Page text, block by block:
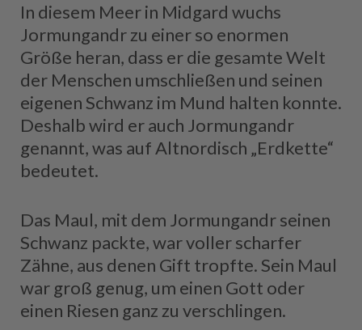
In diesem Meer in Midgard wuchs
Jormungandr zu einer so enormen
Größe heran, dass er die gesamte Welt
der Menschen umschließen und seinen
eigenen Schwanz im Mund halten konnte.
Deshalb wird er auch Jormungandr
genannt, was auf Altnordisch „Erdkette“
bedeutet.
Das Maul, mit dem Jormungandr seinen
Schwanz packte, war voller scharfer
Zähne, aus denen Gift tropfte. Sein Maul
war groß genug, um einen Gott oder
einen Riesen ganz zu verschlingen.